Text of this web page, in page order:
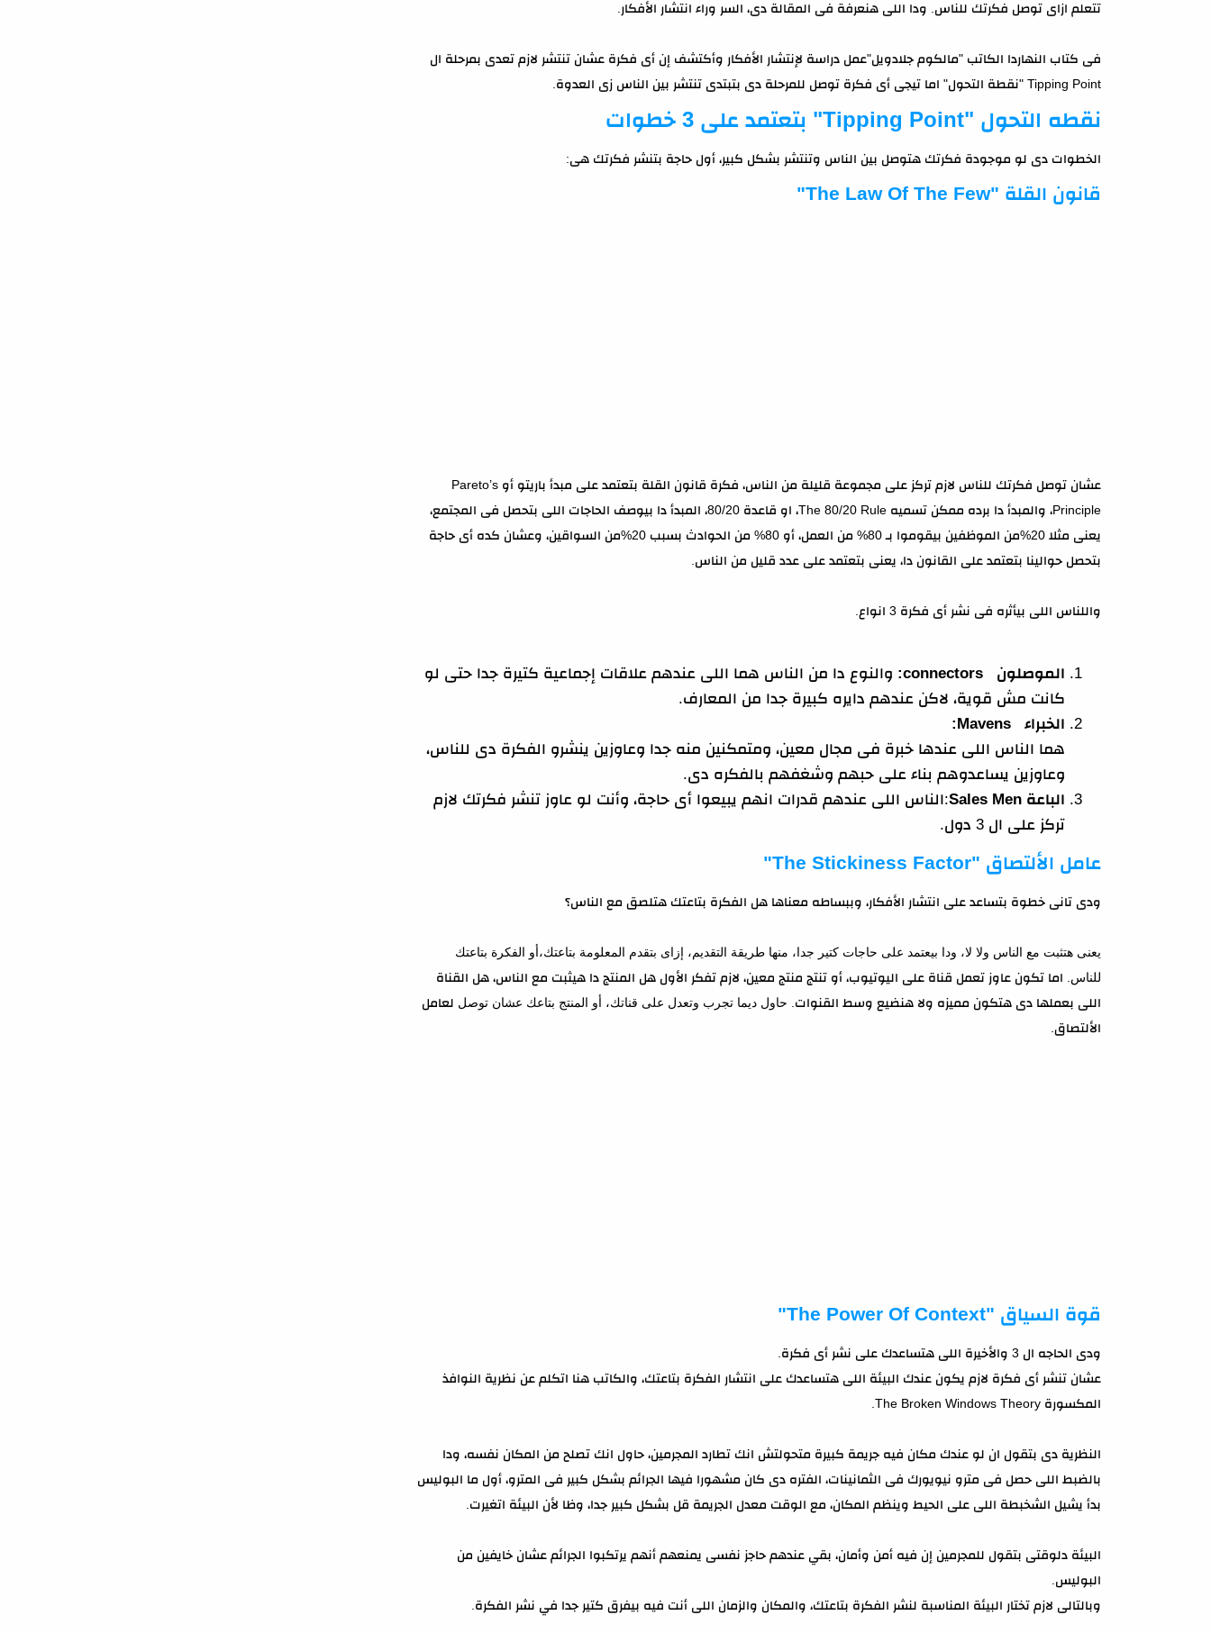
تتعلم ازاى توصل فكرتك للناس. ودا اللى هنعرفة فى المقالة دى، السر وراء انتشار الأفكار.
فى كتاب النهاردا الكاتب "مالكوم جلادويل"عمل دراسة لإنتشار الأفكار وأكتشف إن أى فكرة عشان تنتشر لازم تعدى بمرحلة ال
Tipping Point "نقطة التحول" اما تيجى أى فكرة توصل للمرحلة دى بتبتدى تنتشر بين الناس زى العدوة.
نقطه التحول "Tipping Point" بتعتمد على 3 خطوات
الخطوات دى لو موجودة فكرتك هتوصل بين الناس وتنتشر بشكل كبير، أول حاجة بتنشر فكرتك هى:
قانون القلة "The Law Of The Few"
عشان توصل فكرتك للناس لازم تركز على مجموعة قليلة من الناس، فكرة قانون القلة بتعتمد على مبدأ باريتو أو Pareto’s
Principle، والمبدأ دا برده ممكن تسميه The 80/20 Rule، او قاعدة 80/20، المبدأ دا بيوصف الحاجات اللى بتحصل فى المجتمع،
يعنى مثلا 20%من الموظفين بيقوموا بـ 80% من العمل، أو 80% من الحوادث بسبب 20%من السواقين، وعشان كده أى حاجة
بتحصل حوالينا بتعتمد على القانون دا، يعنى بتعتمد على عدد قليل من الناس.
واللناس اللى بيأثره فى نشر أى فكرة 3 انواع.
الموصلون connectors:
والنوع دا من الناس هما اللى عندهم علاقات إجماعية كتيرة جدا حتى لو
كانت مش قوية، لاكن عندهم دايره كبيرة جدا من المعارف.
الخبراء Mavens:
هما الناس اللى عندها خبرة فى مجال معين، ومتمكنين منه جدا وعاوزين ينشرو الفكرة دى للناس،
وعاوزين يساعدوهم بناء على حبهم وشغفهم بالفكره دى.
الباعة Sales Men
:الناس اللى عندهم قدرات انهم يبيعوا أى حاجة، وأنت لو عاوز تنشر فكرتك لازم
تركز على ال 3 دول.
عامل الألتصاق "The Stickiness Factor"
ودى تانى خطوة بتساعد على انتشار الأفكار، وببساطه معناها هل الفكرة بتاعتك هتلصق مع الناس؟
يعنى هتثبت مع الناس ولا لا، ودا بيعتمد على حاجات كتير جدا، منها طريقة التقديم، إزاى بتقدم المعلومة بتاعتك،أو الفكرة بتاعتك
للناس. اما تكون عاوز تعمل قناة على اليوتيوب، أو تنتج منتج معين، لازم تفكر الأول هل المنتج دا هيثبت مع الناس، هل القناة
اللى بعملها دى هتكون مميزه ولا هنضيع وسط القنوات. حاول ديما تجرب وتعدل على قناتك، أو المنتج بتاعك عشان توصل لعامل
الألتصاق.
قوة السياق "The Power Of Context"
ودى الحاجه ال 3 والأخيرة اللى هتساعدك على نشر أى فكرة.
عشان تنشر أى فكرة لازم يكون عندك البيئة اللى هتساعدك على انتشار الفكرة بتاعتك، والكاتب هنا اتكلم عن نظرية النوافذ
المكسورة The Broken Windows Theory.
النظرية دى بتقول ان لو عندك مكان فيه جريمة كبيرة متحولتش انك تطارد المجرمين، حاول انك تصلح من المكان نفسه، ودا
بالضبط اللى حصل فى مترو نيويورك فى الثمانينات، الفتره دى كان مشهورا فيها الجرائم بشكل كبير فى المترو، أول ما البوليس
بدأ يشيل الشخبطة اللى على الحيط وينظم المكان، مع الوقت معدل الجريمة قل بشكل كبير جدا، وظا لأن البيئة اتغيرت.
البيئة دلوقتى بتقول للمجرمين إن فيه أمن وأمان، بقي عندهم حاجز نفسى يمنعهم أنهم يرتكبوا الجرائم عشان خايفين من
البوليس.
وبالتالى لازم تختار البيئة المناسبة لنشر الفكرة بتاعتك، والمكان والزمان اللى أنت فيه بيفرق كتير جدا في نشر الفكرة.